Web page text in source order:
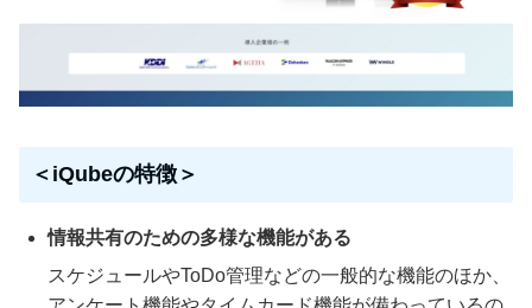
＜iQubeの特徴＞
情報共有のための多様な機能がある
スケジュールやToDo管理などの一般的な機能のほか、